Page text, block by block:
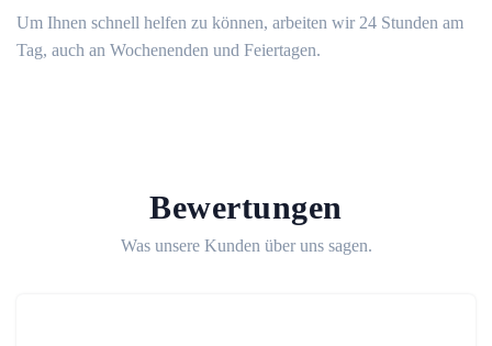
Um Ihnen schnell helfen zu können, arbeiten wir 24 Stunden am
Tag, auch an Wochenenden und Feiertagen.
Bewertungen
Was unsere Kunden über uns sagen.